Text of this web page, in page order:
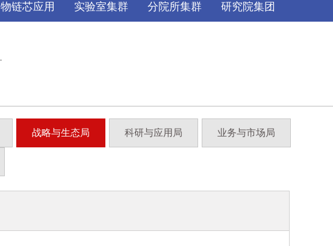
物链芯应用 实验室集群 分院所集群 研究院集团
战略与生态局 科研与应用局 业务与市场局